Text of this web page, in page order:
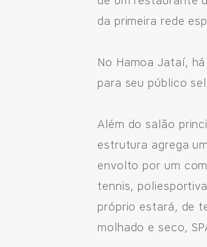
da primeira rede
No Hamoa Jataí,
para seu público
Além do salão
estrutura agrega
envolto por um
tennis,
próprio estará, de
molhado e seco,